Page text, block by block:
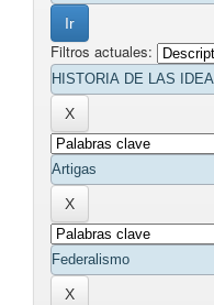
Filtros actuales: